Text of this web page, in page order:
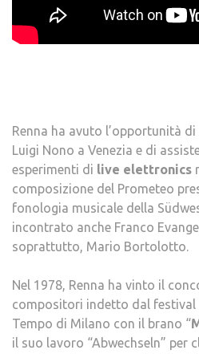
Renna ha avuto l’opportunità
Luigi Nono a Venezia e di
esperimenti di live elettronics
composizione del Prometeo
fonologia musicale della
incontrato anche Franco
soprattutto, Mario Bortolotto.
Nel 1978, Renna ha vinto il
compositori indetto dal festival
Tempo di Milano con il brano “
il suo lavoro “Abwechseln” per